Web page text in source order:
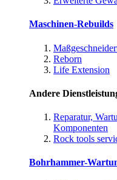
Maschinen-Rebuilds
Reborn
Life Extension
Andere
Reparatur,
Komponenten
Rock tools
Bohrhammer-